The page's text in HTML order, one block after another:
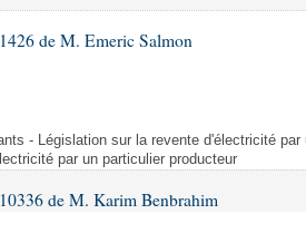
de M. Emeric Salmon
- Législation sur la revente d'électricité
par un particulier producteur
de M. Karim Benbrahim